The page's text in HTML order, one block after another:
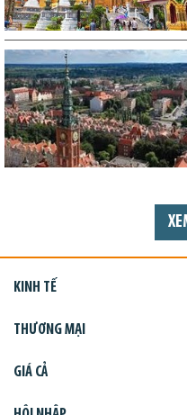
KINH TẾ
THƯƠNG MẠI
GIÁ CẢ